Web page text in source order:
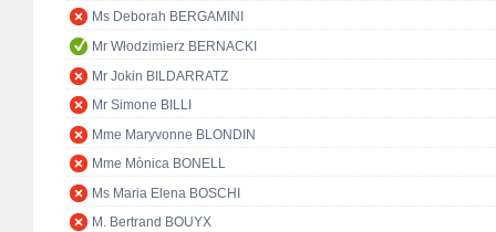
Ms Deborah BERGAMINI
Mr Włodzimierz BERNACKI
Mr Jokin BILDARRATZ
Mr Simone BILLI
Mme Maryvonne BLONDIN
Mme Mònica BONELL
Ms Maria Elena BOSCHI
M. Bertrand BOUYX